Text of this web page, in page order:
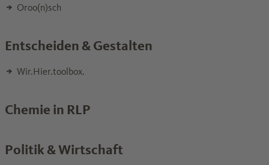
Oroo(n)sch
Entscheiden & Gestalten
Wir.Hier.toolbox.
Chemie in RLP
Politik & Wirtschaft